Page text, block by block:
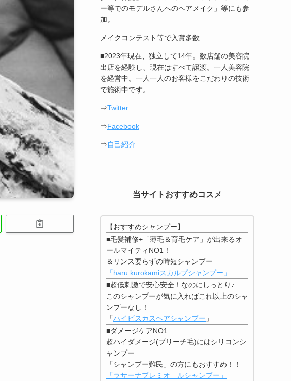
ー等でのモデルさんへのヘアメイク」等にも参
加。
メイクコンテスト等で入賞多数
■2023年現在、独立して14年。数店舗の美容院
出店を経験し、現在はすべて譲渡。一人美容院
を経営中。一人一人のお客様をこだわりの技術
で施術中です。
⇒Twitter
⇒Facebook
⇒自己紹介
当サイトおすすめコスメ
【おすすめシャンプー】
■毛髪補修+「薄毛＆育毛ケア」が出来るオ
ールマイティNO1！
＆リンス要らずの時短シャンプー
「haru kurokamiスカルプシャンプー」
■超低刺激で安心安全！なのにしっとり♪
このシャンプーが気に入ればこれ以上のシャ
ンプーなし！
「ハイビスカスヘアシャンプー 」
■ダメージケアNO1
超ハイダメージ(ブリーチ毛)にはシリコンシ
ャンプー
「シャンプー難民」の方にもおすすめ！！
「ラサーナプレミオ―ルシャンプー」